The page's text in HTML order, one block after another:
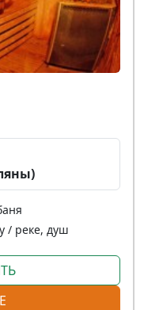
/ реке, душ